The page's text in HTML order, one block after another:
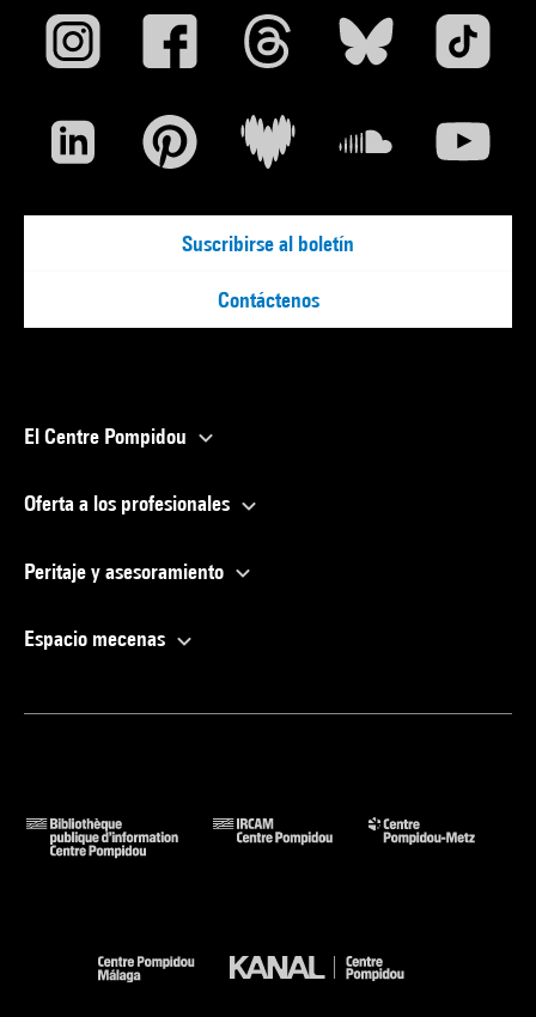
Suscribirse al boletín
Contáctenos
El Centre Pompidou
Oferta a los profesionales
Peritaje y asesoramiento
Espacio mecenas